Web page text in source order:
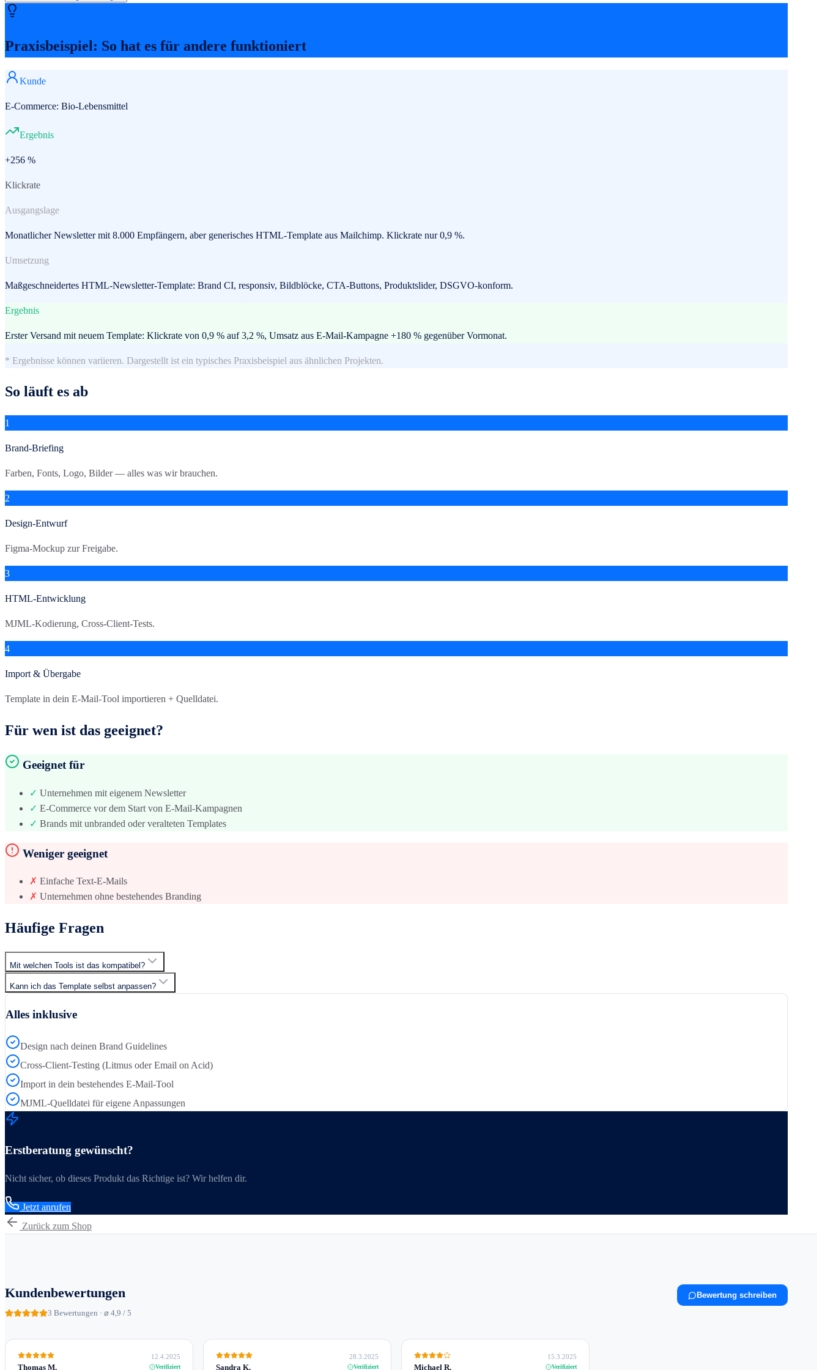
Praxisbeispiel: So hat es für andere funktioniert
Kunde
E-Commerce: Bio-Lebensmittel
Ergebnis
+256 %
Klickrate
Ausgangslage
Monatlicher Newsletter mit 8.000 Empfängern, aber generisches HTML-Template aus Mailchimp. Klickrate nur 0,9 %.
Umsetzung
Maßgeschneidertes HTML-Newsletter-Template: Brand CI, responsiv, Bildblöcke, CTA-Buttons, Produktslider, DSGVO-konform.
Ergebnis
Erster Versand mit neuem Template: Klickrate von 0,9 % auf 3,2 %, Umsatz aus E-Mail-Kampagne +180 % gegenüber Vormonat.
* Ergebnisse können variieren. Dargestellt ist ein typisches Praxisbeispiel aus ähnlichen Projekten.
So läuft es ab
1
Brand-Briefing
Farben, Fonts, Logo, Bilder — alles was wir brauchen.
2
Design-Entwurf
Figma-Mockup zur Freigabe.
3
HTML-Entwicklung
MJML-Kodierung, Cross-Client-Tests.
4
Import & Übergabe
Template in dein E-Mail-Tool importieren + Quelldatei.
Für wen ist das geeignet?
Geeignet für
✓ Unternehmen mit eigenem Newsletter
✓ E-Commerce vor dem Start von E-Mail-Kampagnen
✓ Brands mit unbranded oder veralteten Templates
Weniger geeignet
✗ Einfache Text-E-Mails
✗ Unternehmen ohne bestehendes Branding
Häufige Fragen
Mit welchen Tools ist das kompatibel?
Kann ich das Template selbst anpassen?
Alles inklusive
Design nach deinen Brand Guidelines
Cross-Client-Testing (Litmus oder Email on Acid)
Import in dein bestehendes E-Mail-Tool
MJML-Quelldatei für eigene Anpassungen
Erstberatung gewünscht?
Nicht sicher, ob dieses Produkt das Richtige ist? Wir helfen dir.
Jetzt anrufen
Zurück zum Shop
Kundenbewertungen
3 Bewertungen · ⌀ 4,9 / 5
Bewertung schreiben
Thomas M.
12.4.2025
Verifiziert Sandra K.
28.3.2025
Verifiziert Michael R.
15.3.2025
Verifiziert